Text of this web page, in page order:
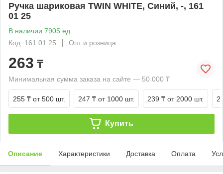
Ручка шариковая TWIN WHITE, Синий, -, 161
01 25
В наличии 7905 ед.
Код: 161 01 25
Опт и розница
263 ₸
Минимальная сумма заказа на сайте — 50 000 ₸
255 ₸ от 500 шт. 247 ₸ от 1000 шт. 239 ₸ от 2000 шт.
Купить
Описание Характеристики Доставка Оплата